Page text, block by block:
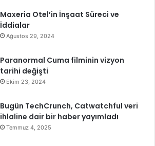
Maxeria Otel’in İnşaat Süreci ve
İddialar
Ağustos 29, 2024
Paranormal Cuma filminin vizyon
tarihi değişti
Ekim 23, 2024
Bugün TechCrunch, Catwatchful veri
ihlaline dair bir haber yayımladı
Temmuz 4, 2025